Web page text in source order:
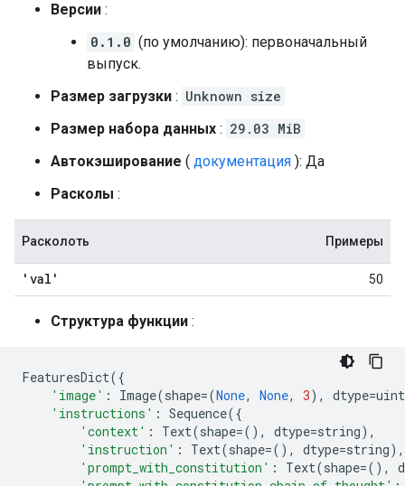
Версии :
0.1.0 (по умолчанию): первоначальный
выпуск.
Размер загрузки : Unknown size
Размер набора данных : 29.03 MiB
Автокэширование ( документация ): Да
Расколы :
Расколоть Примеры
'val' 50
Структура функции :
FeaturesDict({
'image' : Image(shape=(None, None, 3), dtype=
'instructions' : Sequence({
'context' : Text(shape=(), dtype=string),
'instruction' : Text(shape=(), dtype=string),
'prompt_with_constitution' : Text(shape=(),